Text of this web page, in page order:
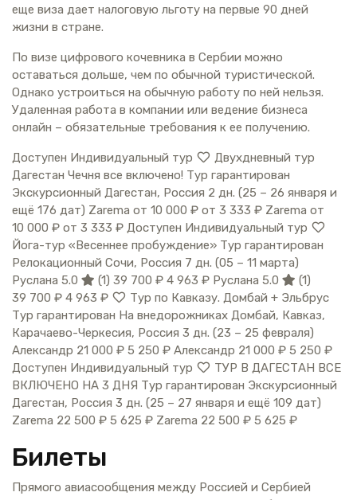
еще виза дает налоговую льготу на первые 90 дней
жизни в стране.
По визе цифрового кочевника в Сербии можно
оставаться дольше, чем по обычной туристической.
Однако устроиться на обычную работу по ней нельзя.
Удаленная работа в компании или ведение бизнеса
онлайн – обязательные требования к ее получению.
Доступен Индивидуальный тур
Двухдневный тур
Дагестан Чечня все включено! Тур гарантирован
Экскурсионный Дагестан, Россия 2 дн. (25 – 26 января и
ещё 176 дат) Zarema от 10 000 ₽ от 3 333 ₽ Zarema от
10 000 ₽ от 3 333 ₽ Доступен Индивидуальный тур
Йога-тур «Весеннее пробуждение» Тур гарантирован
Релокационный Сочи, Россия 7 дн. (05 – 11 марта)
Руслана 5.0
(1) 39 700 ₽ 4 963 ₽ Руслана 5.0
(1)
39 700 ₽ 4 963 ₽
Тур по Кавказу. Домбай + Эльбрус
Тур гарантирован На внедорожниках Домбай, Кавказ,
Карачаево-Черкесия, Россия 3 дн. (23 – 25 февраля)
Александр 21 000 ₽ 5 250 ₽ Александр 21 000 ₽ 5 250 ₽
Доступен Индивидуальный тур
ТУР В ДАГЕСТАН ВСЕ
ВКЛЮЧЕНО НА 3 ДНЯ Тур гарантирован Экскурсионный
Дагестан, Россия 3 дн. (25 – 27 января и ещё 109 дат)
Zarema 22 500 ₽ 5 625 ₽ Zarema 22 500 ₽ 5 625 ₽
Билеты
Прямого авиасообщения между Россией и Сербией